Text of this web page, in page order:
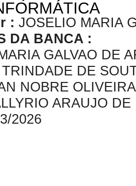
: JOSELIO MARIA
DA BANCA :
GALVAO DE
DE
NOBRE OLIVEIRA
ARAUJO
2026